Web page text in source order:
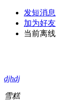
发短消息
加为好友
当前离线
djhdj
雪糕